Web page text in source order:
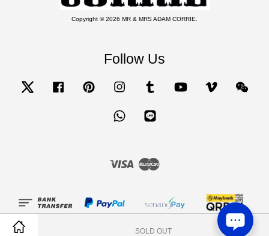
SOLD OUT
Copyright © 2026 MR & MRS ADAM CORRIE.
Follow Us
Twitter Facebook Pinterest Instagram Tumblr YouTube Vimeo
Whatsapp
Visa
Share on Twitter